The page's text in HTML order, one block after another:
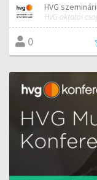
HVG oktatói
0